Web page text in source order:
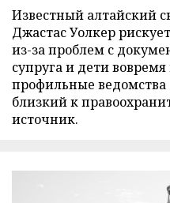
Известный алтайский
Джастас Уолкер
из-за проблем с
супруга и дети
профильные
близкий к
источник.